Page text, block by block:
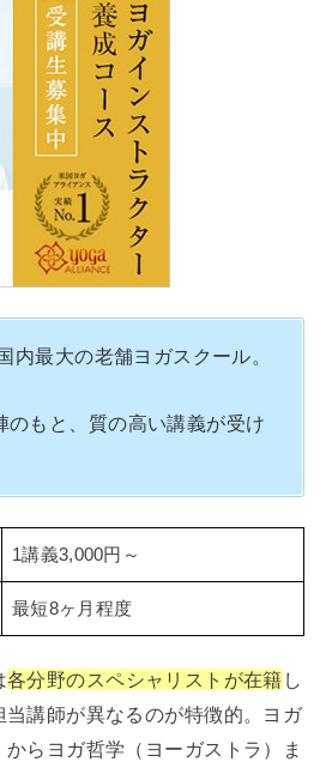
内最大の老舗ヨガスクール。
のもと、質の高い講義が受け
1講義3,000円～
最短8ヶ月程度
各分野のスペシャリストが在籍 し
講師が異なるのが特徴的。ヨガ
らヨガ哲学（ヨーガストラ）ま